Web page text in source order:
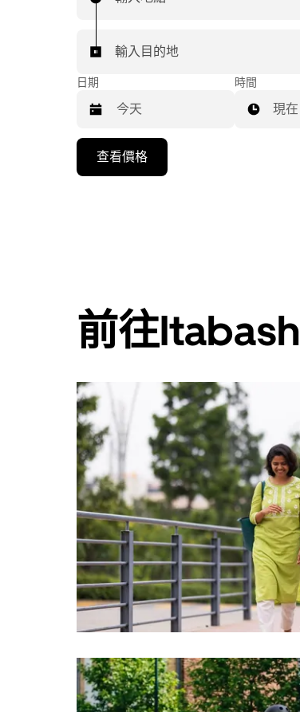
輸入目的地
日期
下
可
使
用
曆
和
選
擇
日
期。
按
下
Esc
按
鈕
即
可
日
曆。
時間
現在
查看價格
前往